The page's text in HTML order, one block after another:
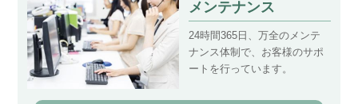
メンテナンス
24時間365日、万全のメンテ
ナンス体制で、お客様のサポ
ートを行っています。